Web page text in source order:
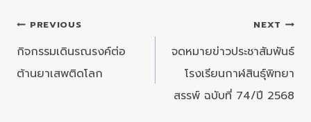
แนะแนว
เรื่อง
PREVIOUS
กิจกรรมเดินรณรงค์ต่อ
ต้านยาเสพติดโลก
NEXT
จดหมายข่าวประชาสัมพันธ์
โรงเรียนกาฬสินธุ์พิทยา
สรรพ์ ฉบับที่ 74/ปี 2568